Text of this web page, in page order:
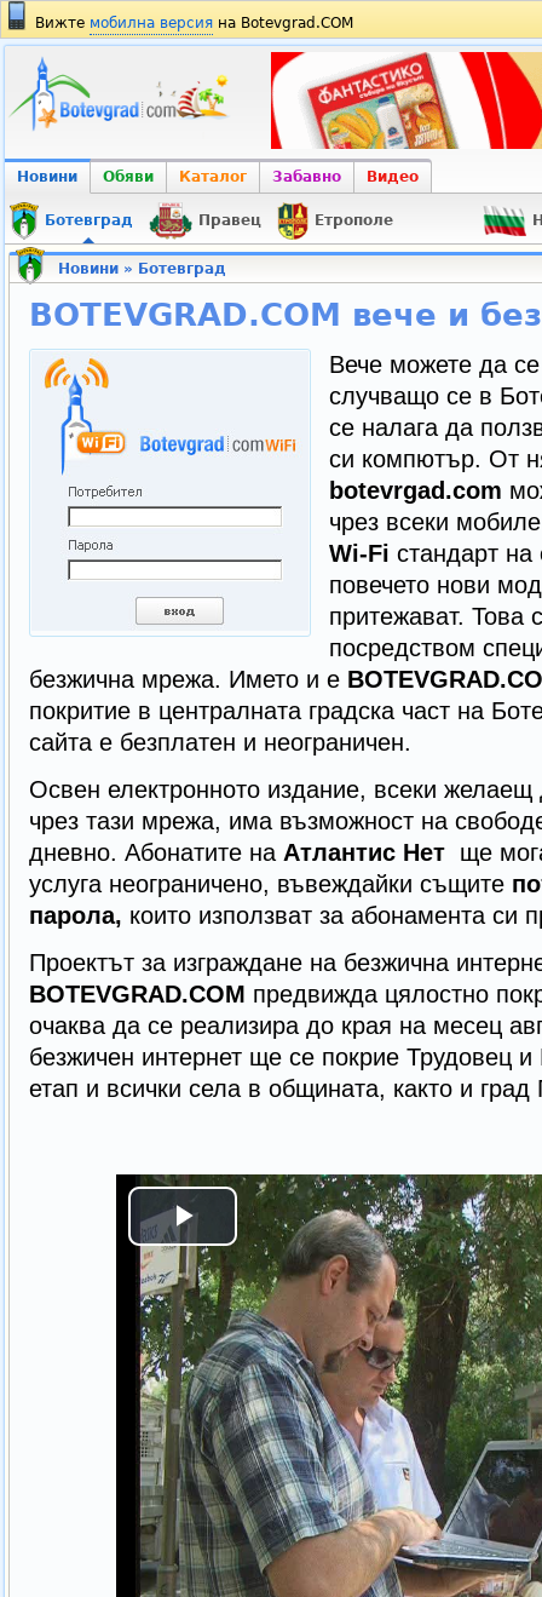
Вижте мобилна версия на Botevgrad.COM
Новини Обяви Каталог Забавно Видео
Ботевград Правец Етрополе
Новини» Ботевград
BOTEVGRAD.COM вече и
Вече можете да
случващо се в
се налага да
си компютър. От
botevrgad.com
чрез всеки
Wi-Fi стандарт на
повечето нови
притежават. Това
посредством
безжична мрежа. Името и е
покритие в централната градска част на
сайта е безплатен и неограничен.
Освен електронното издание, всеки желаещ
чрез тази мрежа, има възможност на
дневно. Абонатите на Атлантис Нет ще
услуга неограничено, въвеждайки същите
парола, които използват за абонамента си
Проектът за изграждане на безжична
BOTEVGRAD.COM предвижда цялостно
очаква да се реализира до края на месец
безжичен интернет ще се покрие Трудовец
етап и всички села в общината, както и